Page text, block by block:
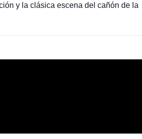
y la clásica escena del cañón de la